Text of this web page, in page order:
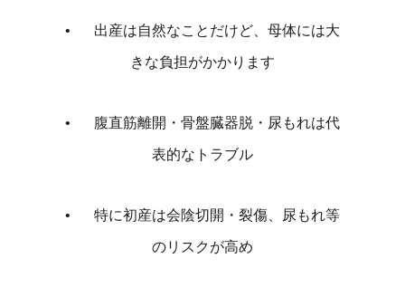
•	出産は自然なことだけど、母体には大
きな負担がかかります
•	腹直筋離開・骨盤臓器脱・尿もれは代
表的なトラブル
•	特に初産は会陰切開・裂傷、尿もれ等
のリスクが高め